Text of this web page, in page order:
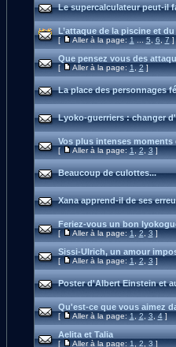
Le supercalculateur peut-il
L’attaque de la piscine et
[ Aller à la page:1...5,6,7]
Que pensez vous des
[ Aller à la page:1,2]
La place des personnages
Lyoko-guerriers : changer
Vos plus intenses moments
[ Aller à la page:1,2,3]
Beaucoup de culottes...
Xana apprend-il de ses
Feriez-vous un bon
[ Aller à la page:1,2,3]
Sissi-Ulrich, un amour
[ Aller à la page:1,2,3]
Poster d'Albert Einstein et
Qu'est-ce que vous aimez
[ Aller à la page:1,2,3,4]
Aelita et Talia
[ Aller à la page:1,2,3]